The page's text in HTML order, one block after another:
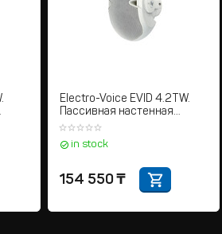
Electro-Voice EVID 4.2TW.
Пассивная настенная
акустическая система
in stock
154 550 ₸